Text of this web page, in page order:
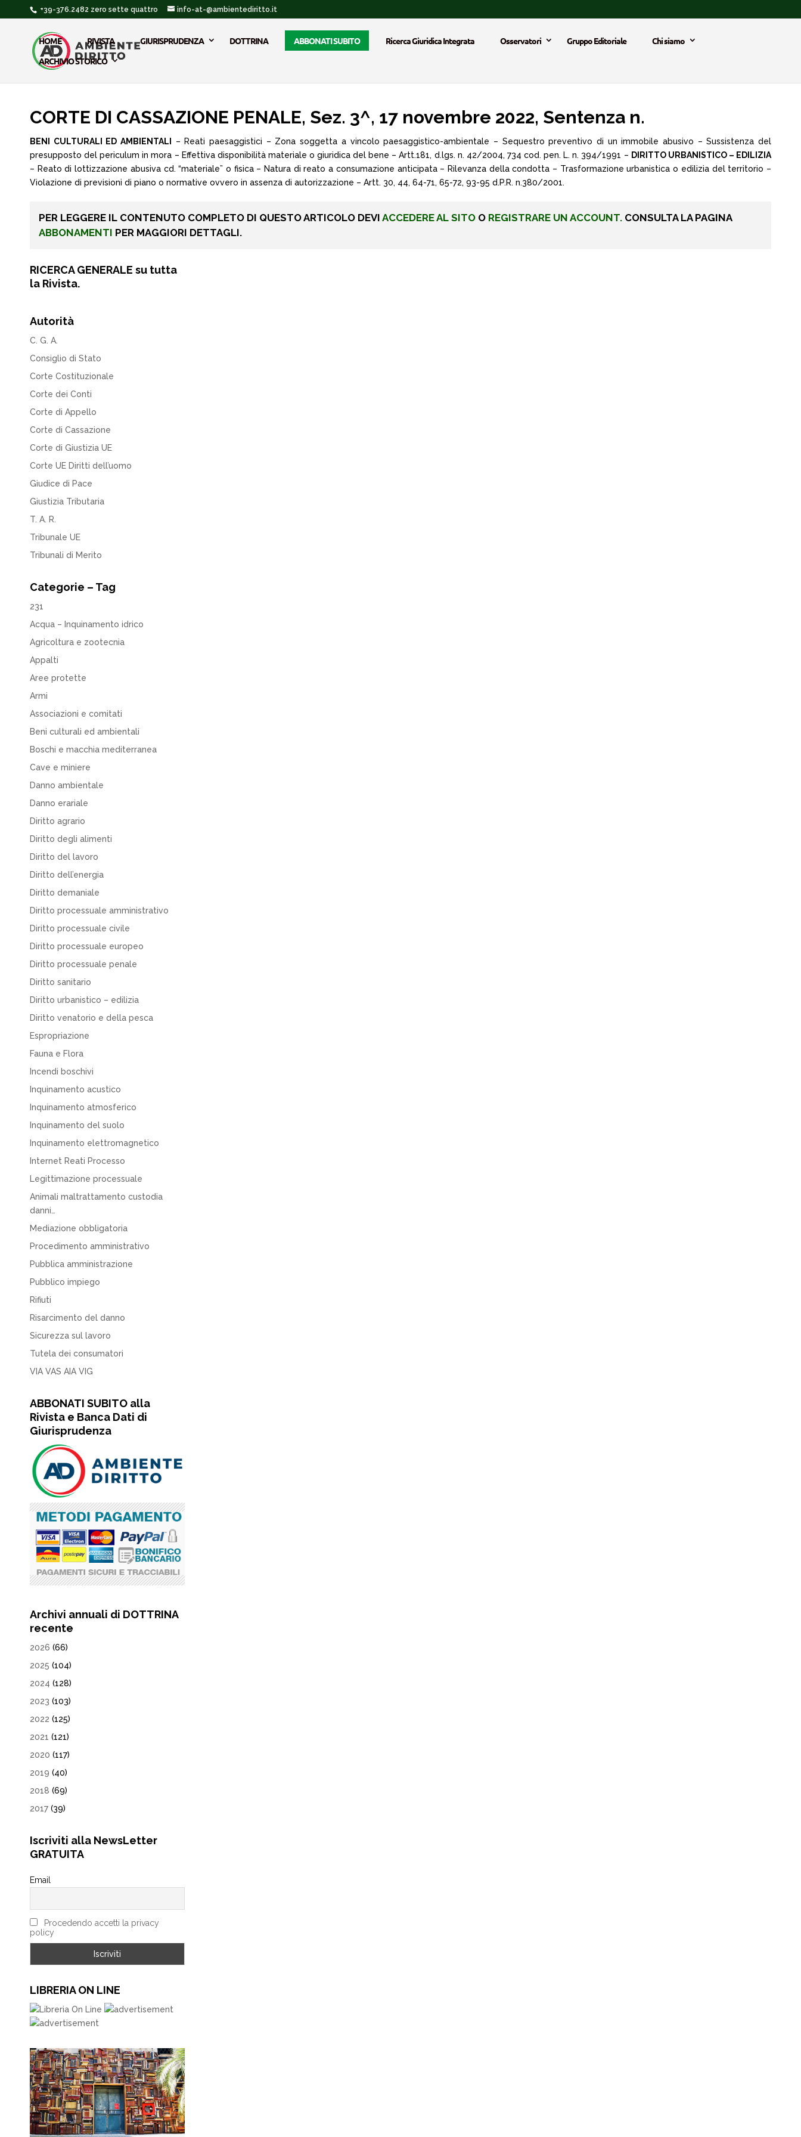
+39-376.2482 zero sette quattro info-at-@ambientediritto.it
HOME RIVISTA GIURISPRUDENZA DOTTRINA ABBONATI SUBITO Ricerca Giuridica Integrata Osservatori Gruppo Editoriale
Chi siamo
ARCHIVIO STORICO
CORTE DI CASSAZIONE PENALE, Sez. 3^, 17 novembre 2022, Sentenza n.
BENI CULTURALI ED AMBIENTALI
– Reati paesaggistici – Zona soggetta a vincolo paesaggistico-ambientale – Sequestro preventivo di un immobile abusivo – Sussistenza del
presupposto del periculum in mora – Effettiva disponibilità materiale o giuridica del bene – Artt.181, d.lgs. n. 42/2004, 734 cod. pen. L. n. 394/1991 – DIRITTO URBANISTICO – EDILIZIA
– Reato di lottizzazione abusiva cd. “materiale” o fisica – Natura di reato a consumazione anticipata – Rilevanza della condotta – Trasformazione urbanistica o edilizia del territorio –
Violazione di previsioni di piano o normative ovvero in assenza di autorizzazione – Artt. 30, 44, 64-71, 65-72, 93-95 d.P.R. n.380/2001.
PER LEGGERE IL CONTENUTO COMPLETO DI QUESTO ARTICOLO DEVI ACCEDERE AL SITO O REGISTRARE UN ACCOUNT. CONSULTA LA PAGINA
ABBONAMENTI PER MAGGIORI DETTAGLI.
RICERCA GENERALE su tutta
la Rivista.
Autorità
C. G. A.
Consiglio di Stato
Corte Costituzionale
Corte dei Conti
Corte di Appello
Corte di Cassazione
Corte di Giustizia UE
Corte UE Diritti dell’uomo
Giudice di Pace
Giustizia Tributaria
T. A. R.
Tribunale UE
Tribunali di Merito
Categorie – Tag
231
Acqua – Inquinamento idrico
Agricoltura e zootecnia
Appalti
Aree protette
Armi
Associazioni e comitati
Beni culturali ed ambientali
Boschi e macchia mediterranea
Cave e miniere
Danno ambientale
Danno erariale
Diritto agrario
Diritto degli alimenti
Diritto del lavoro
Diritto dell’energia
Diritto demaniale
Diritto processuale amministrativo
Diritto processuale civile
Diritto processuale europeo
Diritto processuale penale
Diritto sanitario
Diritto urbanistico – edilizia
Diritto venatorio e della pesca
Espropriazione
Fauna e Flora
Incendi boschivi
Inquinamento acustico
Inquinamento atmosferico
Inquinamento del suolo
Inquinamento elettromagnetico
Internet Reati Processo
Legittimazione processuale
Animali maltrattamento custodia
danni…
Mediazione obbligatoria
Procedimento amministrativo
Pubblica amministrazione
Pubblico impiego
Rifiuti
Risarcimento del danno
Sicurezza sul lavoro
Tutela dei consumatori
VIA VAS AIA VIG
ABBONATI SUBITO alla
Rivista e Banca Dati di
Giurisprudenza
Archivi annuali di DOTTRINA
recente
2026 (66)
2025 (104)
2024 (128)
2023 (103)
2022 (125)
2021 (121)
2020 (117)
2019 (40)
2018 (69)
2017 (39)
Iscriviti alla NewsLetter
GRATUITA
Email
Procedendo accetti la privacy
policy
LIBRERIA ON LINE